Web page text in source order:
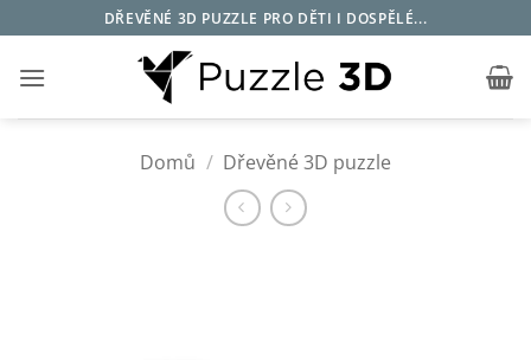
na
obsah
DŘEVĚNÉ 3D PUZZLE PRO DĚTI I DOSPĚLÉ...
Domů / Dřevěné 3D puzzle